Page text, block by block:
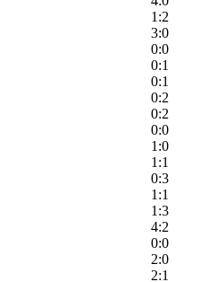
1:2
3:0
0:0
0:1
0:1
0:2
0:2
0:0
1:0
1:1
0:3
1:1
1:3
4:2
0:0
2:0
2:1